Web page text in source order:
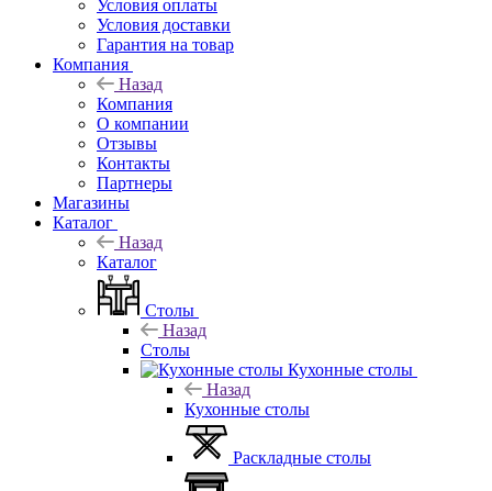
Условия оплаты
Условия доставки
Гарантия на товар
Компания
Назад
Компания
О компании
Отзывы
Контакты
Партнеры
Магазины
Каталог
Назад
Каталог
Столы
Назад
Столы
Кухонные столы
Назад
Кухонные столы
Раскладные столы